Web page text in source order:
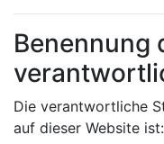
Benennung
Die verantwortliche
auf dieser Website ist: